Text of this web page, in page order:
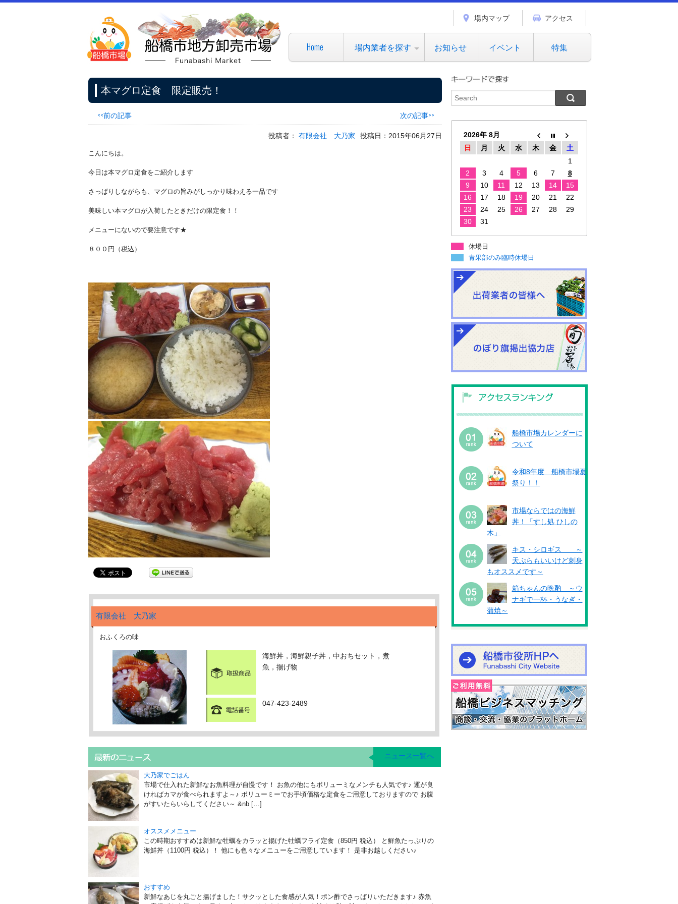
場内マップ アクセス
Home 場内業者を探す お知らせ イベント 特集
本マグロ定食 限定販売！
<<前の記事 次の記事>>
投稿者： 有限会社 大乃家 投稿日：2015年06月27日
こんにちは。
今日は本マグロ定食をご紹介します
さっぱりしながらも、マグロの旨みがしっかり味わえる一品です
美味しい本マグロが入荷したときだけの限定食！！
メニューにないので要注意です★
８００円（税込）
有限会社 大乃家
おふくろの味
海鮮丼，海鮮親子丼，中おちセット，煮
魚，揚げ物
047-423-2489
ニュース一覧へ
大乃家でごはん
市場で仕入れた新鮮なお魚料理が自慢です！ お魚の他にもボリューミなメンチも人気です♪ 運が良
ければカマが食べられますよ～♪ ボリューミーでお手頃価格な定食をご用意しておりますので お腹
がすいたらいらしてください～ &nb […]
オススメメニュー
この時期おすすめは新鮮な牡蠣をカラッと揚げた牡蠣フライ定食（850円 税込） と鮮魚たっぷりの
海鮮丼（1100円 税込）！ 他にも色々なメニューをご用意しています！ 是非お越しください♪
おすすめ
新鮮なあじを丸ごと揚げました！サクッとした食感が人気！ポン酢でさっぱりいただきます♪ 赤魚
2026年 8月
日
月 火 水 木 金
土
1
2
3 4 5 6 7
8
9
10 11 12 13 14
15
16
17 18 19 20 21
22
23
24 25 26 27 28
29
30
31
休場日
青果部のみ臨時休場日
船橋市場カレンダーに
ついて
令和8年度 船橋市場夏
祭り！！
市場ならではの海鮮
丼！「すし処 ひしの
木」
キス・シロギス ～
天ぷらもいいけど刺身
もオススメです～
箱ちゃんの晩酌 ～ウ
ナギで一杯・うなぎ・
蒲焼～